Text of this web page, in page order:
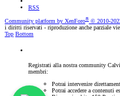
RSS
Community platform by XenForo® © 2010-
i diritti riservati - riproduzione anche parziale
Top Bottom
Registrati alla nostra community
membri:
Potrai intervenire
Potrai accedere a contenuti